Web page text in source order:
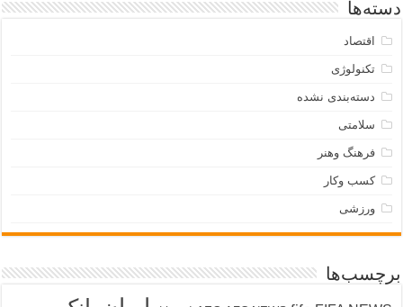
دسته‌ها
اقتصاد
تکنولوژی
دسته‌بندی نشده
سلامتی
فرهنگ وهنر
کسب وکار
ورزشی
برچسب‌ها